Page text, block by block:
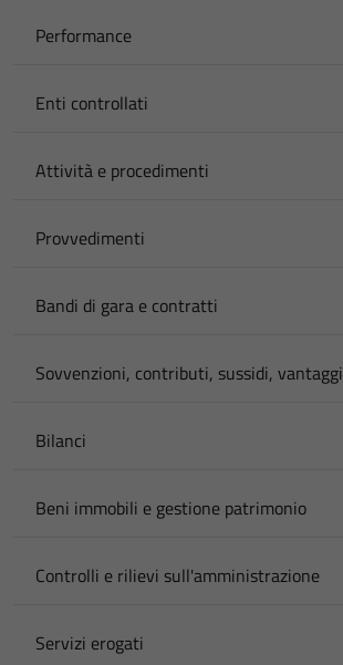
Performance
Enti controllati
Attività e procedimenti
Provvedimenti
Bandi di gara e contratti
Sovvenzioni, contributi, sussidi,
Bilanci
Beni immobili e gestione patrimonio
Controlli e rilievi sull'amministrazione
Servizi erogati